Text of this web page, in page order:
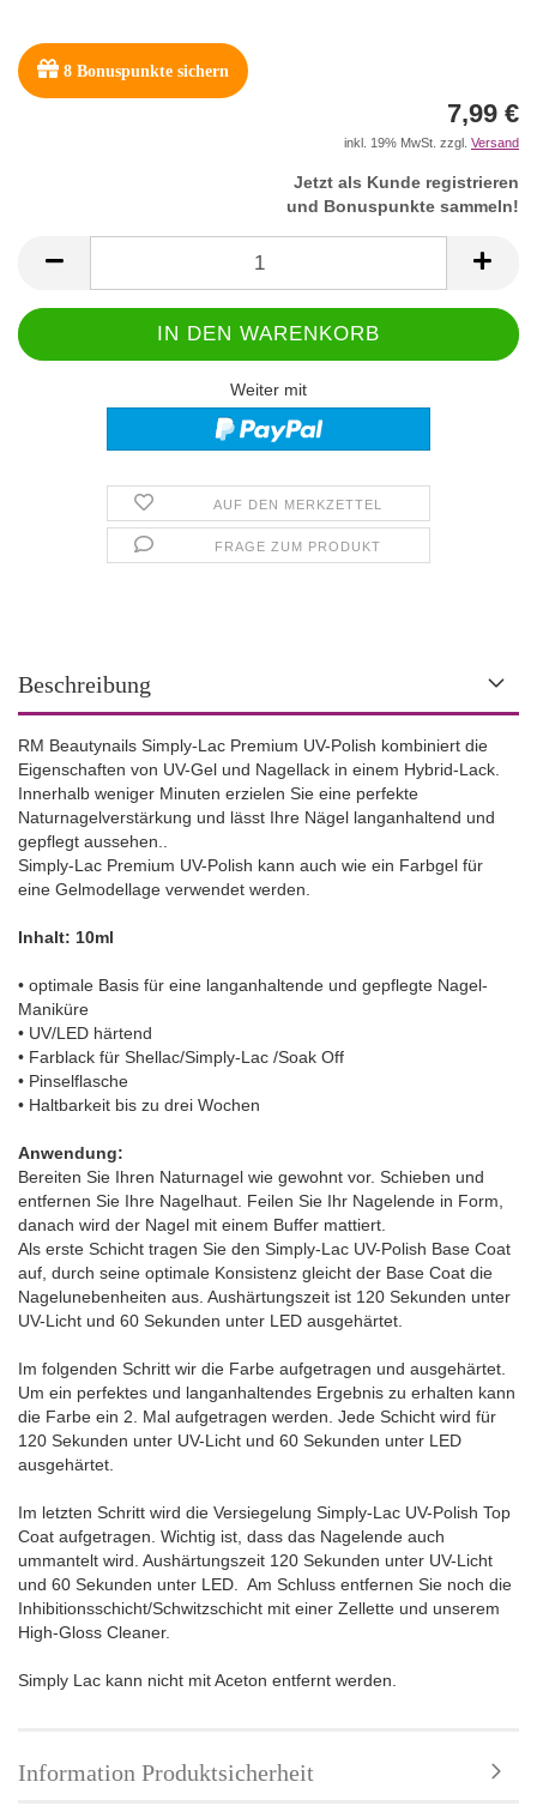
8 Bonuspunkte sichern
7,99 €
inkl. 19% MwSt. zzgl. Versand
Jetzt als Kunde registrieren
und Bonuspunkte sammeln!
Weiter mit
AUF DEN MERKZETTEL
FRAGE ZUM PRODUKT
Beschreibung
RM Beautynails Simply-Lac Premium UV-Polish kombiniert die
Eigenschaften von UV-Gel und Nagellack in einem Hybrid-Lack.
Innerhalb weniger Minuten erzielen Sie eine perfekte
Naturnagelverstärkung und lässt Ihre Nägel langanhaltend und
gepflegt aussehen..
Simply-Lac Premium UV-Polish kann auch wie ein Farbgel für
eine Gelmodellage verwendet werden.
Inhalt: 10ml
• optimale Basis für eine langanhaltende und gepflegte Nagel-
Maniküre
• UV/LED härtend
• Farblack für Shellac/Simply-Lac /Soak Off
• Pinselflasche
• Haltbarkeit bis zu drei Wochen
Anwendung:
Bereiten Sie Ihren Naturnagel wie gewohnt vor. Schieben und
entfernen Sie Ihre Nagelhaut. Feilen Sie Ihr Nagelende in Form,
danach wird der Nagel mit einem Buffer mattiert.
Als erste Schicht tragen Sie den Simply-Lac UV-Polish Base Coat
auf, durch seine optimale Konsistenz gleicht der Base Coat die
Nagelunebenheiten aus. Aushärtungszeit ist 120 Sekunden unter
UV-Licht und 60 Sekunden unter LED ausgehärtet.
Im folgenden Schritt wir die Farbe aufgetragen und ausgehärtet.
Um ein perfektes und langanhaltendes Ergebnis zu erhalten kann
die Farbe ein 2. Mal aufgetragen werden. Jede Schicht wird für
120 Sekunden unter UV-Licht und 60 Sekunden unter LED
ausgehärtet.
Im letzten Schritt wird die Versiegelung Simply-Lac UV-Polish Top
Coat aufgetragen. Wichtig ist, dass das Nagelende auch
ummantelt wird. Aushärtungszeit 120 Sekunden unter UV-Licht
und 60 Sekunden unter LED. Am Schluss entfernen Sie noch die
Inhibitionsschicht/Schwitzschicht mit einer Zellette und unserem
High-Gloss Cleaner.
Simply Lac kann nicht mit Aceton entfernt werden.
Information Produktsicherheit